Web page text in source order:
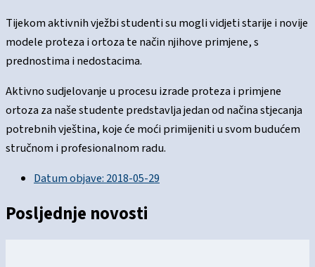
Tijekom aktivnih vježbi studenti su mogli vidjeti starije i novije
modele proteza i ortoza te način njihove primjene, s
prednostima i nedostacima.
Aktivno sudjelovanje u procesu izrade proteza i primjene
ortoza za naše studente predstavlja jedan od načina stjecanja
potrebnih vještina, koje će moći primijeniti u svom budućem
stručnom i profesionalnom radu.
Datum objave:2018-05-29
Posljednje novosti